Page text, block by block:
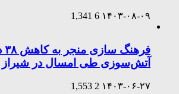
۱۴۰۳-۰۸-۰۹ 6
1,341
آتش‌سوزی طی امسال در
۱۴۰۳-۰۶-۲۷ 2
1,553